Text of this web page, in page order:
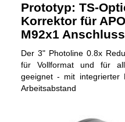
Prototyp: TS-
Korrektor für
M92x1
Der 3" Photoline 0.8x
für Vollformat und für
geeignet - mit integrierter
Arbeitsabstand